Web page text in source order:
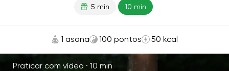
5 min 10 min
1 asana 100 pontos 50 kcal
Praticar com vídeo · 10 min